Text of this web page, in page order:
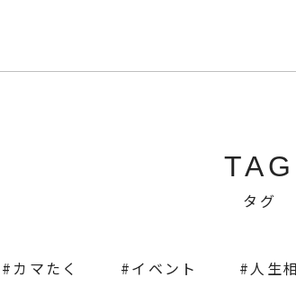
TAG
タグ
カマたく イベント 人生